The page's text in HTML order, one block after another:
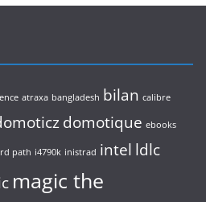
atraxa bangladesh bilan calibre
domotique ebooks
path i4790k inistrad intel ldlc
magic the